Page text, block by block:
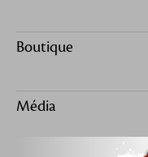
Boutique
Média